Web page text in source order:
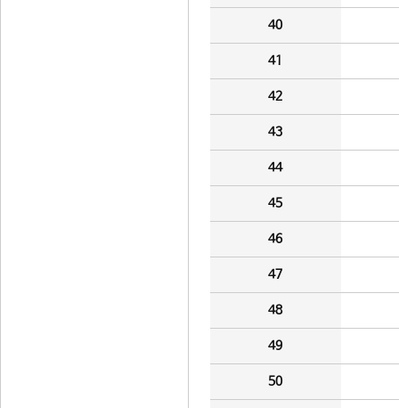
40
41
42
43
44
45
46
47
48
49
50